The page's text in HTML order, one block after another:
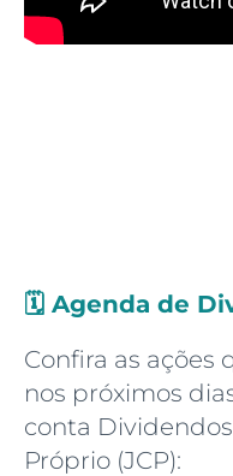
🗓️ Agenda de
Confira as ações
nos próximos
conta
Próprio (JCP):